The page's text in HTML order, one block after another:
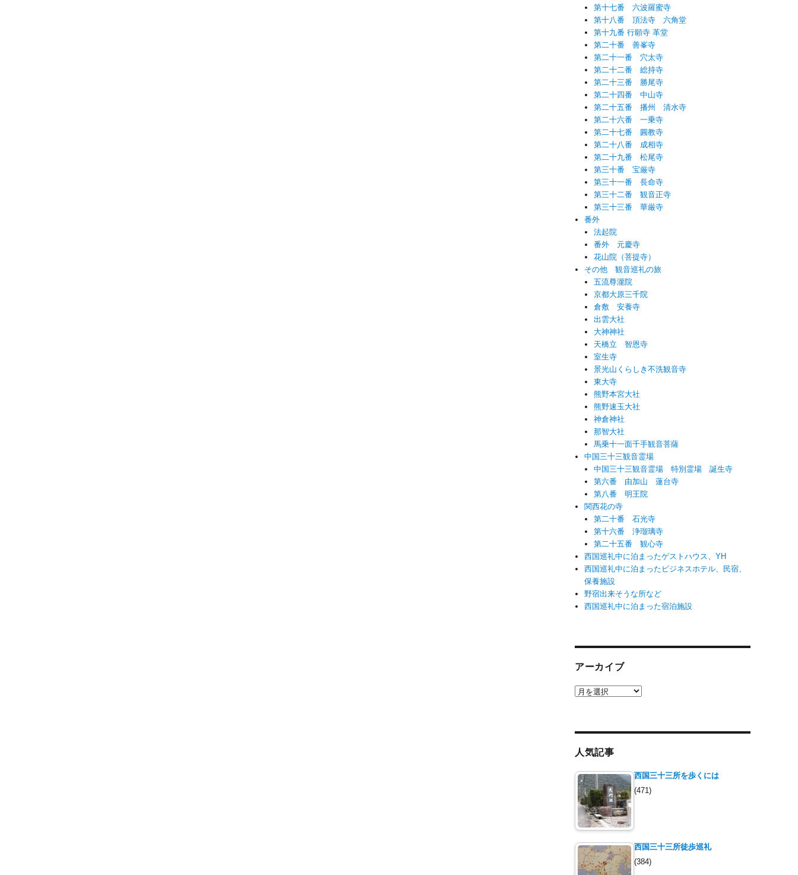
第十七番 六波羅蜜寺
第十八番 頂法寺 六角堂
第十九番 行願寺 革堂
第二十番 善峯寺
第二十一番 穴太寺
第二十二番 総持寺
第二十三番 勝尾寺
第二十四番 中山寺
第二十五番 播州 清水寺
第二十六番 一乗寺
第二十七番 圓教寺
第二十八番 成相寺
第二十九番 松尾寺
第三十番 宝厳寺
第三十一番 長命寺
第三十二番 観音正寺
第三十三番 華厳寺
番外
法起院
番外 元慶寺
花山院（菩提寺）
その他 観音巡礼の旅
五流尊瀧院
京都大原三千院
倉敷 安養寺
出雲大社
大神神社
天橋立 智恩寺
室生寺
景光山くらしき不洗観音寺
東大寺
熊野本宮大社
熊野速玉大社
神倉神社
那智大社
馬乗十一面千手観音菩薩
中国三十三観音霊場
中国三十三観音霊場 特別霊場 誕生寺
第六番 由加山 蓮台寺
第八番 明王院
関西花の寺
第二十番 石光寺
第十六番 浄瑠璃寺
第二十五番 観心寺
西国巡礼中に泊まったゲストハウス、YH
西国巡礼中に泊まったビジネスホテル、民宿、
保養施設
野宿出来そうな所など
西国巡礼中に泊まった宿泊施設
アーカイブ
ア
人気記事
西国三十三所を歩くには
(471)
西国三十三所徒歩巡礼
(384)